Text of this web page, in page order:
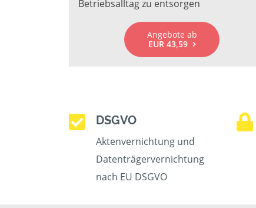
Betriebsalltag zu entsorgen
Angebote ab
EUR 43,59
DSGVO
Aktenvernichtung und
Datenträgervernichtung
nach EU DSGVO